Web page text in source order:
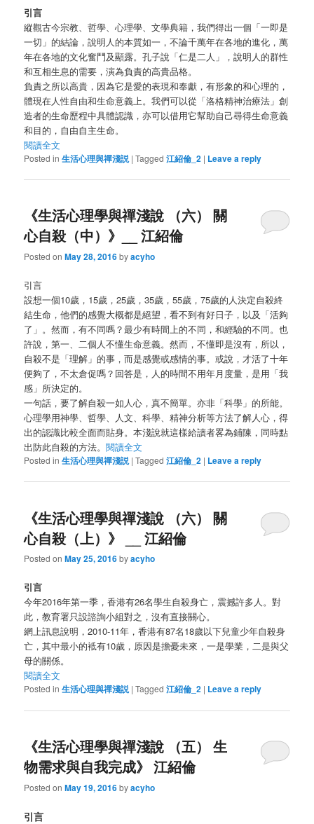
引言
縱觀古今宗教、哲學、心理學、文學典籍，我們得出一個「一即是
一切」的結論，說明人的本質如一，不論千萬年在各地的進化，萬
年在各地的文化奮鬥及顯露。孔子說「仁是二人」，說明人的群性
和互相生息的需要，演為負責的高貴品格。
負責之所以高貴，因為它是愛的表現和奉獻，有形象的和心理的，
體現在人性自由和生命意義上。我們可以從「洛格精神治療法」創
造者的生命歷程中具體認識，亦可以借用它幫助自己尋得生命意義
和目的，自由自主生命。
閱讀全文
Posted in 生活心理與禪淺説 |Tagged 江紹倫_2 | Leave a reply
《生活心理學與禪淺說 （六） 關
心自殺（中）》__ 江紹倫
Posted onMay 28, 2016byacyho
引言
設想一個10歲，15歲，25歲，35歲，55歲，75歲的人決定自殺終
結生命，他們的感覺大概都是絕望，看不到有好日子，以及「活夠
了」。然而，有不同嗎？最少有時間上的不同，和經驗的不同。也
許說，第一、二個人不懂生命意義。然而，不懂即是沒有，所以，
自殺不是「理解」的事，而是感覺或感情的事。或說，才活了十年
便夠了，不太倉促嗎？回答是，人的時間不用年月度量，是用「我
感」所決定的。
一句話，要了解自殺一如人心，真不簡單。亦非「科學」的所能。
心理學用神學、哲學、人文、科學、精神分析等方法了解人心，得
出的認識比較全面而貼身。本淺說就這樣給讀者畧為鋪陳，同時點
出防此自殺的方法。閱讀全文
Posted in 生活心理與禪淺説 |Tagged 江紹倫_2 | Leave a reply
《生活心理學與禪淺說 （六） 關
心自殺（上）》 __ 江紹倫
Posted onMay 25, 2016byacyho
引言
今年2016年第一季，香港有26名學生自殺身亡，震撼許多人。對
此，教育署只設諮詢小組對之，沒有直接關心。
網上訊息說明，2010-11年，香港有87名18歲以下兒童少年自殺身
亡，其中最小的袛有10歲，原因是擔憂未來，一是學業，二是與父
母的關係。
閱讀全文
Posted in 生活心理與禪淺説 |Tagged 江紹倫_2 | Leave a reply
《生活心理學與禪淺說 （五） 生
物需求與自我完成》 江紹倫
Posted onMay 19, 2016byacyho
引言